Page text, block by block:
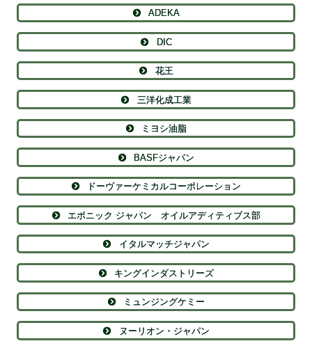
ADEKA
DIC
花王
三洋化成工業
ミヨシ油脂
BASFジャパン
ドーヴァーケミカルコーポレーション
エボニック ジャパン オイルアディティブス部
イタルマッチジャパン
キングインダストリーズ
ミュンジングケミー
ヌーリオン・ジャパン